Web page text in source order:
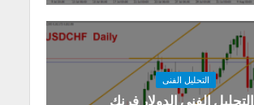
التحليل الفنى
التحليل الفني الدولار فرنك